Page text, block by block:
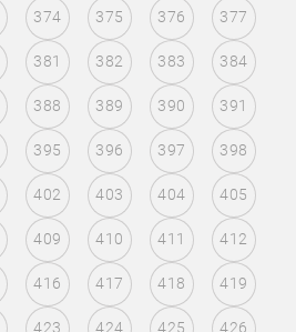
374 375 376 377
381 382 383 384
388 389 390 391
395 396 397 398
402 403 404 405
409 410 411 412
416 417 418 419
423 424 425 426